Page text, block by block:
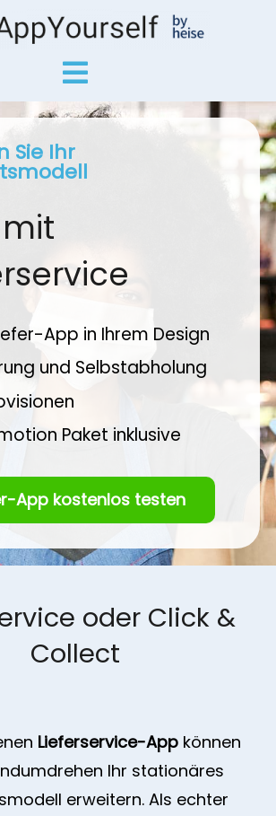
Sie Ihr
App in Ihrem Design
und Selbstabholung
Paket inklusive
App kostenlos testen
oder Click &
Collect
Lieferservice-Appkönnen
Ihr stationäres
erweitern. Als echter